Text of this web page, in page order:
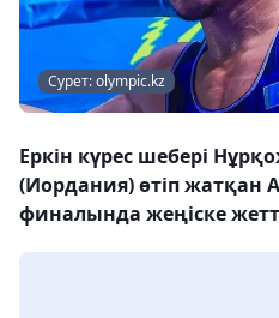
Сурет: olympic.kz
Еркін күрес шебері
(Иордания) өтіп
финалында жеңіске